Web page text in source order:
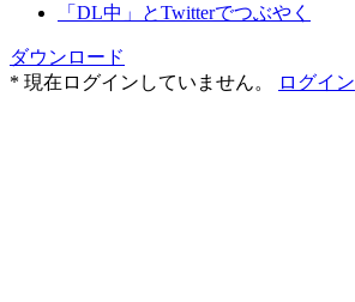
「DL中」とTwitterでつぶやく
ダウンロード
* 現在ログインしていません。
ログイン